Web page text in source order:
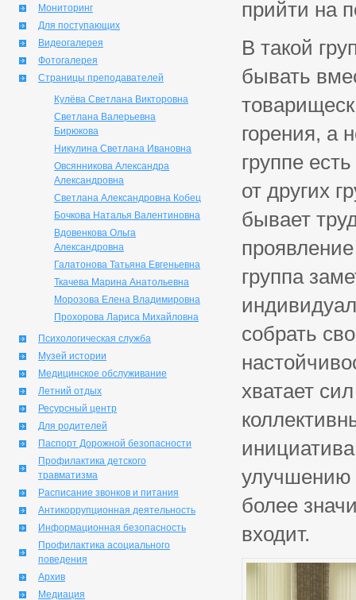
Мониторинг
Для поступающих
Видеогалерея
Фотогалерея
Страницы преподавателей
Кулёва Светлана Викторовна
Светлана Валерьевна
Бирюкова
Никулина Светлана Ивановна
Овсянникова Александра
Александровна
Светлана Александровна Кобец
Бочкова Наталья Валентиновна
Вдовенкова Ольга
Александровна
Галатонова Татьяна Евгеньевна
Ткачева Марина Анатольевна
Морозова Елена Владимировна
Прохорова Лариса Михайловна
Психологическая служба
Музей истории
Медицинское обслуживание
Летний отдых
Ресурсный центр
Для родителей
Паспорт Дорожной безопасности
Профилактика детского
травматизма
Расписание звонков и питания
Антикоррупционная деятельность
Информационная безопасность
Профилактика асоциального
поведения
Архив
Медиация
прийти на
В такой
бывать
горения, а
группе
от других
бывает
группа
собрать
хватает
улучшению
более
входит.